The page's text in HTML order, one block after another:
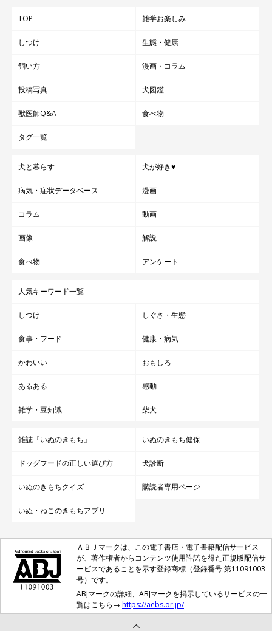
TOP 雑学お楽しみ
しつけ 生態・健康
飼い方 漫画・コラム
投稿写真 犬図鑑
獣医師Q&A 食べ物
タグ一覧
犬と暮らす 犬が好き♥
病気・症状データベース 漫画
コラム 動画
画像 解説
食べ物 アンケート
人気キーワード一覧
しつけ しぐさ・生態
食事・フード 健康・病気
かわいい おもしろ
あるある 感動
雑学・豆知識 柴犬
雑誌『いぬのきもち』 いぬのきもち健保
ドッグフードの正しい選び方 犬診断
いぬのきもちクイズ 購読者専用ページ
いぬ・ねこのきもちアプリ
ＡＢＪマークは、この電子書店・電子書籍配信サービス
が、著作権者からコンテンツ使用許諾を得た正規版配信サ
ービスであることを示す登録商標（登録番号 第11091003
号）です。
ABJマークの詳細、ABJマークを掲示しているサービスの一
覧はこちら→ https://aebs.or.jp/